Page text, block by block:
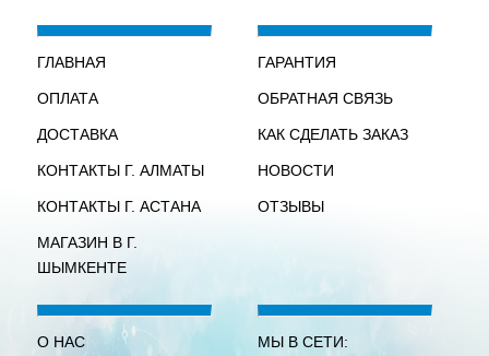
ГЛАВНАЯ
ОПЛАТА
ДОСТАВКА
КОНТАКТЫ Г. АЛМАТЫ
КОНТАКТЫ Г. АСТАНА
МАГАЗИН В Г.
ШЫМКЕНТЕ
ГАРАНТИЯ
ОБРАТНАЯ СВЯЗЬ
КАК СДЕЛАТЬ ЗАКАЗ
НОВОСТИ
ОТЗЫВЫ
О НАС МЫ В СЕТИ: